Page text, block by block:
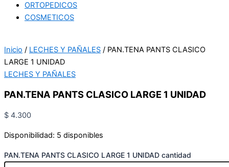
ORTOPEDICOS
COSMETICOS
Inicio / LECHES Y PAÑALES / PAN.TENA PANTS CLASICO
LARGE 1 UNIDAD
LECHES Y PAÑALES
PAN.TENA PANTS CLASICO LARGE 1 UNIDAD
$ 4.300
Disponibilidad: 5 disponibles
PAN.TENA PANTS CLASICO LARGE 1 UNIDAD cantidad